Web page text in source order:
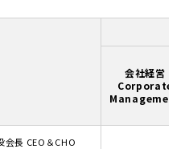
会社経営
Corporate
Management
会長 CEO＆CHO